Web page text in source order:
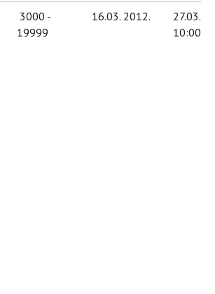
3000 -
19999
16.03. 2012.
27.03.
10:00